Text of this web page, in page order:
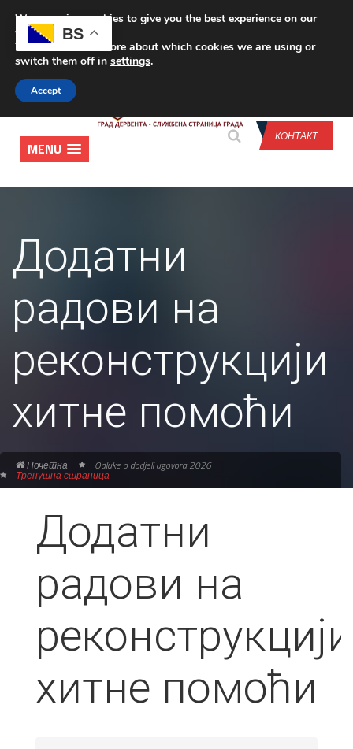
CONTACT US
КОНТАКТ
MENU
Додатни
радови на
реконструкцији
хитне помоћи
Почетна Odluke o dodjeli ugovora 2026
Тренутна страница
Додатни
радови на
реконструкцији
хитне помоћи
BS
We are using cookies to give you the best experience on our
website.
You can find out more about which cookies we are using or
switch them off in settings.
Accept